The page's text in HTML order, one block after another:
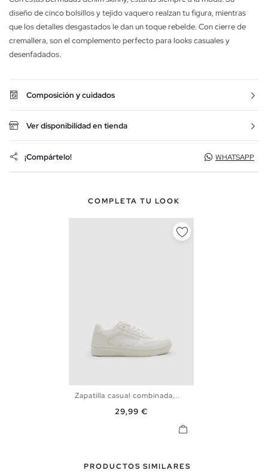
diseño de cinco bolsillos y tejido vaquero realzan tu figura, mientras
que los detalles desgastados le dan un toque rebelde. Con cierre de
cremallera, son el complemento perfecto para looks casuales y
desenfadados.
Composición y cuidados
Ver disponibilidad en tienda
¡Compártelo! WHATSAPP
COMPLETA TU LOOK
39 40 41 42 43
44
45
Zapatilla casual combinada...
Precio
29,99 €
PRODUCTOS SIMILARES